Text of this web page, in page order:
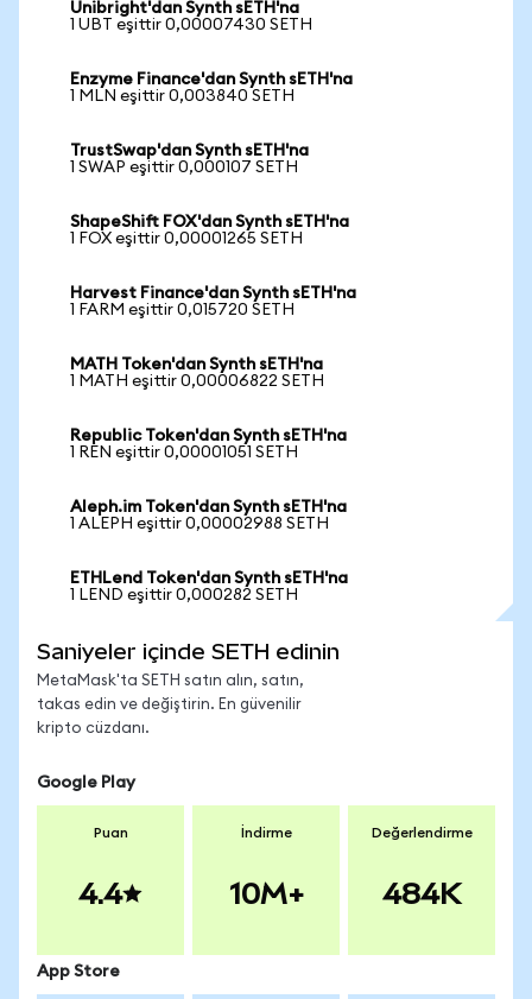
Unibright'dan Synth sETH'na
1 UBT eşittir 0,00007430 SETH
Enzyme Finance'dan Synth sETH'na
1 MLN eşittir 0,003840 SETH
TrustSwap'dan Synth sETH'na
1 SWAP eşittir 0,000107 SETH
ShapeShift FOX'dan Synth sETH'na
1 FOX eşittir 0,00001265 SETH
Harvest Finance'dan Synth sETH'na
1 FARM eşittir 0,015720 SETH
MATH Token'dan Synth sETH'na
1 MATH eşittir 0,00006822 SETH
Republic Token'dan Synth sETH'na
1 REN eşittir 0,00001051 SETH
Aleph.im Token'dan Synth sETH'na
1 ALEPH eşittir 0,00002988 SETH
ETHLend Token'dan Synth sETH'na
1 LEND eşittir 0,000282 SETH
Saniyeler içinde SETH edinin
MetaMask'ta SETH satın alın, satın,
takas edin ve değiştirin. En güvenilir
kripto cüzdanı.
Google Play
Puan
4.4
İndirme
10M+
Değerlendirme
484K
App Store